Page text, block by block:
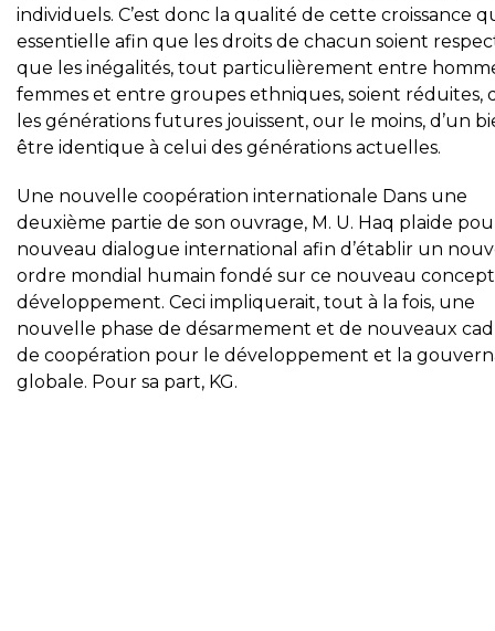
individuels. C’est donc la qualité de cette croissance
essentielle afin que les droits de chacun soient
que les inégalités, tout particulièrement entre
femmes et entre groupes ethniques, soient réduites,
les générations futures jouissent, our le moins, d’un
être identique à celui des générations actuelles.
Une nouvelle coopération internationale Dans une
deuxième partie de son ouvrage, M. U. Haq plaide
nouveau dialogue international afin d’établir un
ordre mondial humain fondé sur ce nouveau
développement. Ceci impliquerait, tout à la fois, une
nouvelle phase de désarmement et de nouveaux
de coopération pour le développement et la
globale. Pour sa part, KG.